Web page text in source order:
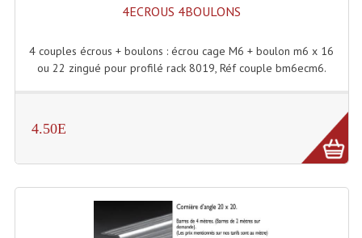
4ECROUS 4BOULONS
4 couples écrous + boulons : écrou cage M6 + boulon m6 x 16
ou 22 zingué pour profilé rack 8019, Réf couple bm6ecm6.
4.50E